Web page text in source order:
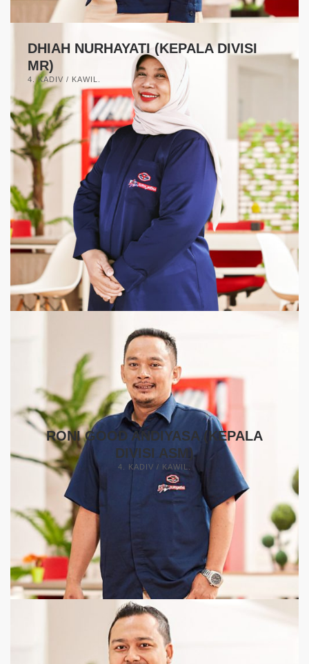
DHIAH NURHAYATI (KEPALA DIVISI
MR)
4. KADIV / KAWIL.
RONI GOOD ANDIYASA (KEPALA
DIVISI ASM)
4. KADIV / KAWIL.